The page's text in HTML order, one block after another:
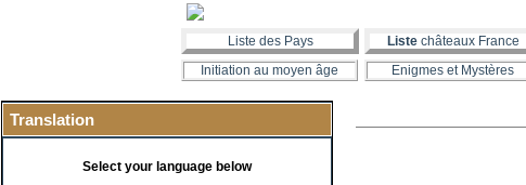
Liste des Pays Liste châteaux France
Initiation au moyen âge
Enigmes et Mystères
Translation
Select your language below